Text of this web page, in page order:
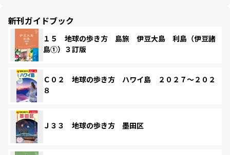
新刊ガイドブック
１５ 地球の歩き方 島旅 伊豆大島 利島（伊豆諸
島①）３訂版
Ｃ０２ 地球の歩き方 ハワイ島 ２０２７～２０２
８
Ｊ３３ 地球の歩き方 墨田区